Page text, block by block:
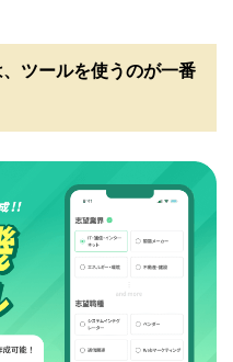
ツールを使うのが一番